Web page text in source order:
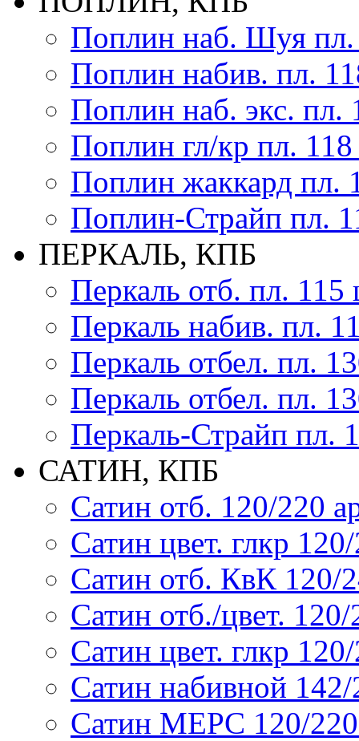
Поплин наб. Шуя
Поплин набив. пл.
Поплин наб. экс.
Поплин гл/кр пл.
Поплин жаккард пл.
Поплин-Страйп пл.
ПЕРКАЛЬ, КПБ
Перкаль отб. пл.
Перкаль набив. пл.
Перкаль отбел. пл.
Перкаль отбел. пл.
Перкаль-Страйп пл.
САТИН, КПБ
Сатин отб. 120/220
Сатин цвет. глкр
Сатин отб. КвК 120/
Сатин отб./цвет. 120/
Сатин цвет. глкр
Сатин набивной
Сатин МЕРС 120/